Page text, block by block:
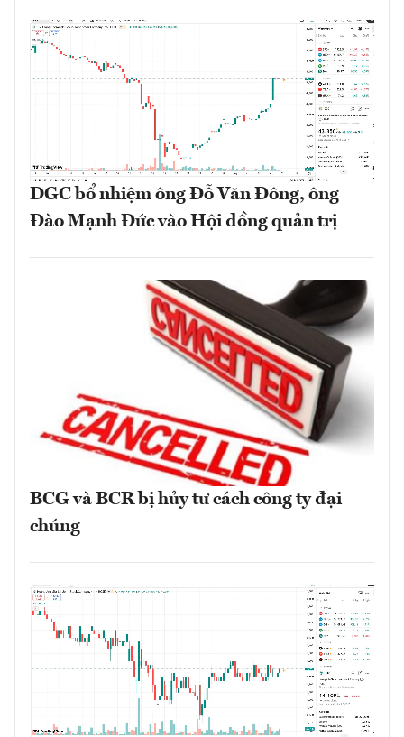
DGC bổ nhiệm ông Đỗ Văn Đông, ông
Đào Mạnh Đức vào Hội đồng quản trị
BCG và BCR bị hủy tư cách công ty đại
chúng